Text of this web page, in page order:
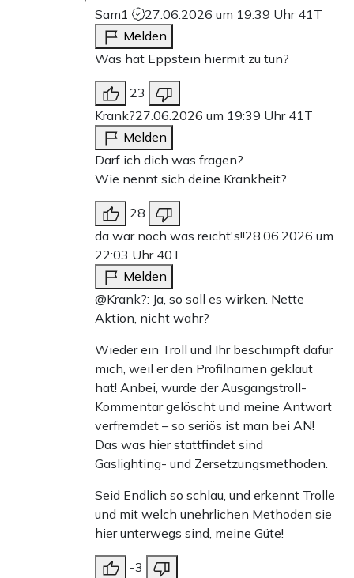
Sam1
27.06.2026 um 19:39 Uhr 41T
Melden
Was hat Eppstein hiermit zu tun?
23
Krank?27.06.2026 um 19:39 Uhr 41T
Melden
Darf ich dich was fragen?
Wie nennt sich deine Krankheit?
28
da war noch was reicht's!!28.06.2026 um
22:03 Uhr 40T
Melden
@Krank?: Ja, so soll es wirken. Nette
Aktion, nicht wahr?
Wieder ein Troll und Ihr beschimpft dafür
mich, weil er den Profilnamen geklaut
hat! Anbei, wurde der Ausgangstroll-
Kommentar gelöscht und meine Antwort
verfremdet – so seriös ist man bei AN!
Das was hier stattfindet sind
Gaslighting- und Zersetzungsmethoden.
Seid Endlich so schlau, und erkennt Trolle
und mit welch unehrlichen Methoden sie
hier unterwegs sind, meine Güte!
-3